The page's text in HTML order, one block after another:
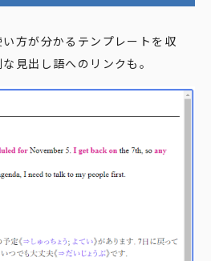
方が分かるテンプレートを収
見出し語へのリンクも。​